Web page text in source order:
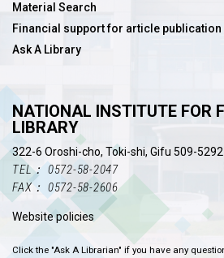
Material Search
Financial support for article publication
Ask A Library
NATIONAL INSTITUTE FOR
LIBRARY
322-6 Oroshi-cho, Toki-shi, Gifu 509-
TEL： 0572-58-2047
FAX： 0572-58-2606
Website policies
Click the "Ask A Librarian" if you have any